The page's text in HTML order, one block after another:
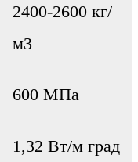
2400-2600 кг/
м3
600 МПа
1,32 Вт/м град